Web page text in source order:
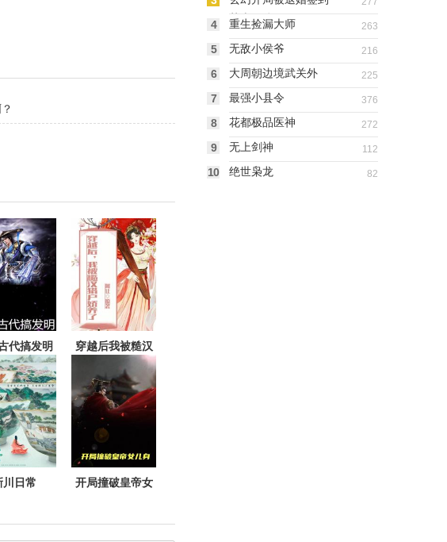
代搞发明
穿越后我被糙汉
猎户娇养了
川日常
开局撞破皇帝女
荒古圣体
4 重生捡漏大师 263
5 无敌小侯爷 216
6 大周朝边境武关外 225
7 最强小县令 376
8 花都极品医神 272
9 无上剑神 112
10 绝世枭龙 82